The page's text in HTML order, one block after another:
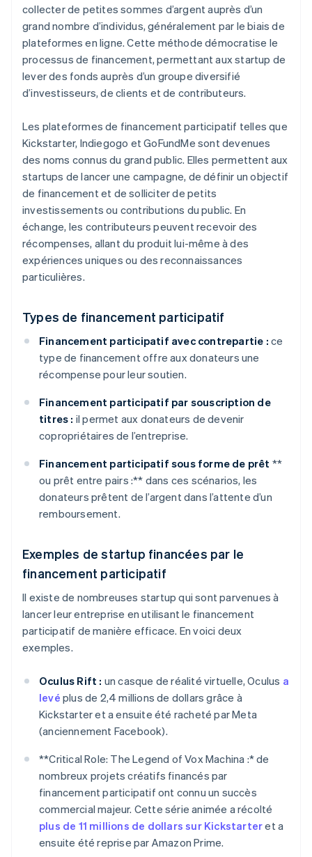
collecter de petites sommes d’argent auprès d’un
grand nombre d’individus, généralement par le biais de
plateformes en ligne. Cette méthode démocratise le
processus de financement, permettant aux startup de
lever des fonds auprès d’un groupe diversifié
d’investisseurs, de clients et de contributeurs.
Les plateformes de financement participatif telles que
Kickstarter, Indiegogo et GoFundMe sont devenues
des noms connus du grand public. Elles permettent aux
startups de lancer une campagne, de définir un objectif
de financement et de solliciter de petits
investissements ou contributions du public. En
échange, les contributeurs peuvent recevoir des
récompenses, allant du produit lui-même à des
expériences uniques ou des reconnaissances
particulières.
Types de financement participatif
Financement participatif avec contrepartie : ce
type de financement offre aux donateurs une
récompense pour leur soutien.
Financement participatif par souscription de
titres : il permet aux donateurs de devenir
copropriétaires de l’entreprise.
Financement participatif sous forme de prêt **
ou prêt entre pairs :** dans ces scénarios, les
donateurs prêtent de l’argent dans l’attente d’un
remboursement.
Exemples de startup financées par le
financement participatif
Il existe de nombreuses startup qui sont parvenues à
lancer leur entreprise en utilisant le financement
participatif de manière efficace. En voici deux
exemples.
Oculus Rift : un casque de réalité virtuelle, Oculus a
levé plus de 2,4 millions de dollars grâce à
Kickstarter et a ensuite été racheté par Meta
(anciennement Facebook).
**Critical Role: The Legend of Vox Machina :* de
nombreux projets créatifs financés par
financement participatif ont connu un succès
commercial majeur. Cette série animée a récolté
plus de 11 millions de dollars sur Kickstarteret a
ensuite été reprise par Amazon Prime.